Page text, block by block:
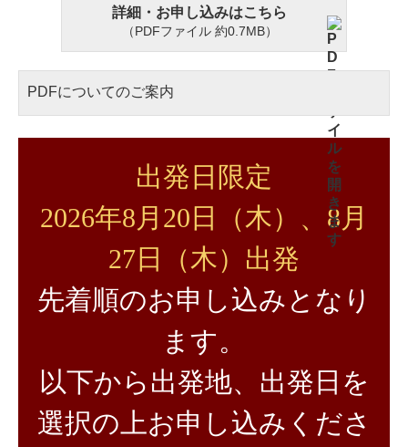
詳細・お申し込みはこちら
（PDFファイル 約0.7MB）
PDFについてのご案内
出発日限定
2026年8月20日（木）、8月
27日（木）出発
先着順のお申し込みとなり
ます。
以下から出発地、出発日を
選択の上お申し込みくださ